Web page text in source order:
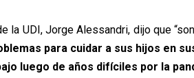
la UDI, Jorge Alessandri, dijo que
para cuidar a sus hijos en
luego de años difíciles por la